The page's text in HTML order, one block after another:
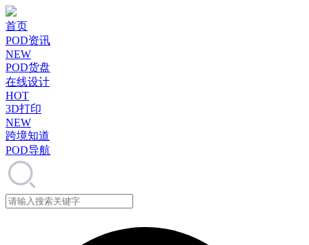
首页
POD资讯
NEW
POD货盘
在线设计
HOT
3D打印
NEW
跨境知道
POD导航